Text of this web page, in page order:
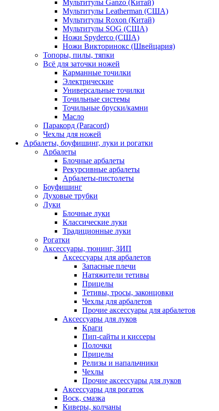
Мультитулы Ganzo (Китай)
Мультитулы Leatherman (США)
Мультитулы Roxon (Китай)
Мультитулы SOG (США)
Ножи Spyderco (США)
Ножи Викторинокс (Швейцария)
Топоры, пилы, тяпки
Всё для заточки ножей
Карманные точилки
Электрические
Универсальные точилки
Точильные системы
Точильные бруски/камни
Масло
Паракорд (Paracord)
Чехлы для ножей
Арбалеты, боуфишинг, луки и рогатки
Арбалеты
Блочные арбалеты
Рекурсивные арбалеты
Арбалеты-пистолеты
Боуфишинг
Духовые трубки
Луки
Блочные луки
Классические луки
Традиционные луки
Рогатки
Аксессуары, тюнинг, ЗИП
Аксессуары для арбалетов
Запасные плечи
Натяжители тетивы
Прицелы
Тетивы, тросы, законцовки
Чехлы для арбалетов
Прочие аксессуары для арбалетов
Аксессуары для луков
Краги
Пип-сайты и киссеры
Полочки
Прицелы
Релизы и напальчники
Чехлы
Прочие аксессуары для луков
Аксессуары для рогаток
Воск, смазка
Киверы, колчаны